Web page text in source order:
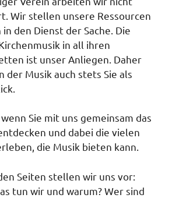
Wir stellen unsere Ressourcen
den Dienst der Sache. Die
in all ihren
ist unser Anliegen. Daher
der Musik auch stets Sie als
Sie mit uns gemeinsam das
und dabei die vielen
die Musik bieten kann.
Seiten stellen wir uns vor:
tun wir und warum? Wer sind